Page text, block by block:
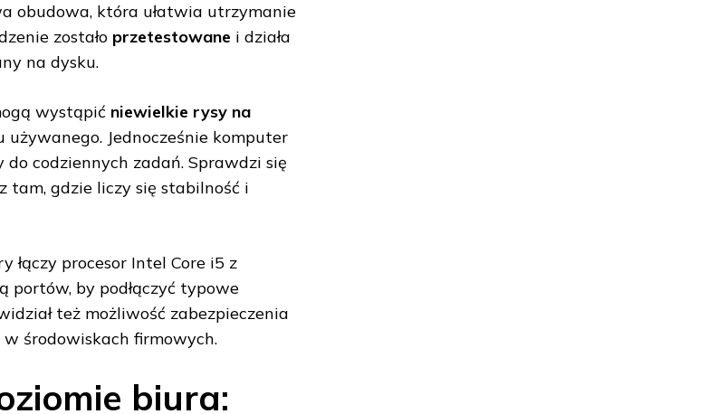
obudowa, która ułatwia utrzymanie
zostało przetestowane i działa
na dysku.
wystąpić niewielkie rysy na
Jednocześnie komputer
codziennych zadań. Sprawdzi się
tam, gdzie liczy się stabilność i
łączy procesor Intel Core i5 z
portów, by podłączyć typowe
też możliwość zabezpieczenia
w środowiskach firmowych.
biura: